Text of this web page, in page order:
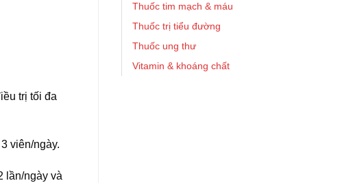
Thuốc tim mạch & máu
Thuốc trị tiểu đường
Thuốc ung thư
Vitamin & khoáng chất
trị tối đa
viên/ngày.
lần/ngày và